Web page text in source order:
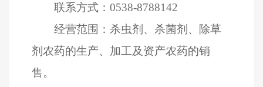
联系方式： 0538-8788142
经营范围：杀虫剂、杀菌剂、除草
剂农药的生产、加工及资产农药的销
售。